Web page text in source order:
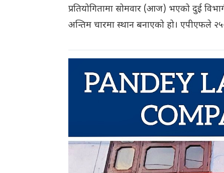
प्रतियोगितामा सोमवार (आज) भएको दुई
अन्तिम चारमा स्थान बनाएको हो। एपीएफले